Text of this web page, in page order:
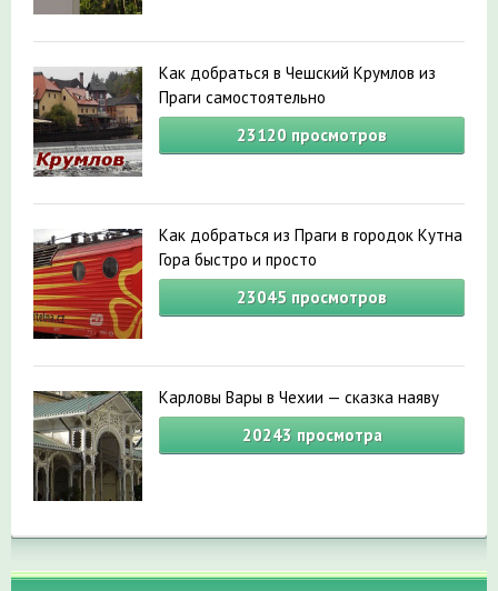
Как добраться в Чешский Крумлов из
Праги самостоятельно
23120 просмотров
Как добраться из Праги в городок Кутна
Гора быстро и просто
23045 просмотров
Карловы Вары в Чехии — сказка наяву
20243 просмотра